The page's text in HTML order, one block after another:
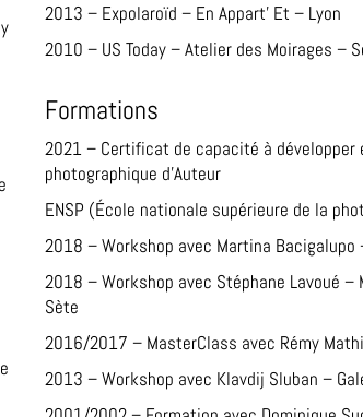
2013 – Expolaroïd – En Appart’ Et – Lyon
2010 – US Today – Atelier des Moirages –
Formations
2021 – Certificat de capacité à
photographique d’Auteur
ENSP (École nationale supérieure de la
2018 – Workshop avec Martina Bacigalupo
2018 – Workshop avec Stéphane Lavoué –
Sète
2016/2017 – MasterClass avec Rémy
2013 – Workshop avec Klavdij Sluban –